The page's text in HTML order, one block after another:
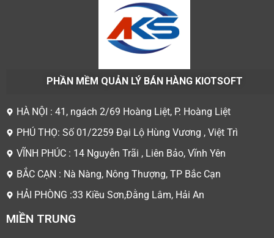
PHẦN MỀM QUẢN LÝ BÁN HÀNG KIOTSOFT
HÀ NỘI : 41, ngách 2/69 Hoàng Liệt, P. Hoàng Liệt
PHÚ THỌ: Số 01/2259 Đại Lộ Hùng Vương , Việt Trì
VĨNH PHÚC : 14 Nguyễn Trãi , Liên Bảo, Vĩnh Yên
BẮC CẠN : Nà Nàng, Nông Thượng, TP Bắc Cạn
HẢI PHÒNG :33 Kiều Sơn,Đằng Lâm, Hải An
MIỀN TRUNG